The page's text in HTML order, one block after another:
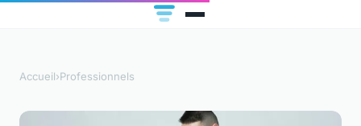
Accueil›Professionnels